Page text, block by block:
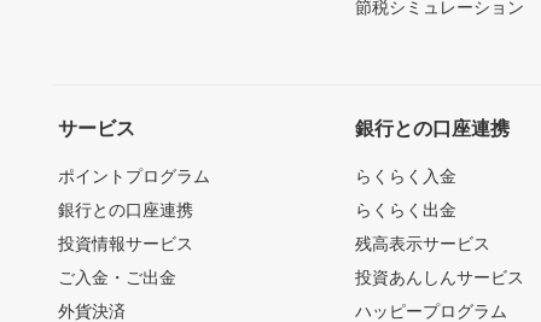
節税シミュレーション
サービス
ポイントプログラム
銀行との口座連携
投資情報サービス
ご入金・ご出金
外貨決済
銀行との口座連携
らくらく入金
らくらく出金
残高表示サービス
投資あんしんサービス
ハッピープログラム